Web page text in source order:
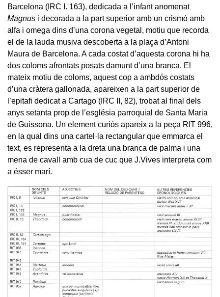
Barcelona (IRC I. 163), dedicada a l’infant anomenat
Magnus i decorada a la part superior amb un crismó amb
alfa i omega dins d’una corona vegetal, motiu que recorda
el de la lauda musiva descoberta a la plaça d’Antoni
Maura de Barcelona. A cada costat d’aquesta corona hi ha
dos coloms afrontats posats damunt d’una branca. El
mateix motiu de coloms, aquest cop a ambdós costats
d’una cràtera gallonada, apareixen a la part superior de
l’epitafi dedicat a Cartago (IRC II, 82), trobat al final dels
anys setanta prop de l’església parroquial de Santa Maria
de Guissona. Un element curiós apareix a la peça RIT 996,
en la qual dins una cartel·la rectangular que emmarca el
text, es representa a la dreta una branca de palma i una
mena de cavall amb cua de cuc que J.Vives interpreta com
a ésser marí.